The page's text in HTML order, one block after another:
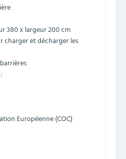
380 x largeur 200 cm
charger et décharger les
Européenne (COC)